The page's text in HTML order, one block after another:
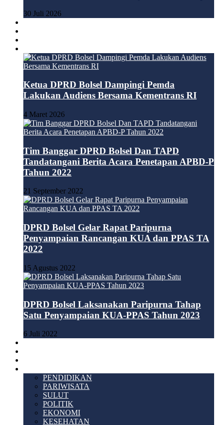
30 Juli 2026
Ketua DPRD Bolsel Dampingi Pemda
Lakukan Audiens Bersama Kementrans RI
4 Maret 2026
Tim Banggar DPRD Bolsel Dan TAPD
Tandatangani Berita Acara Penetapan APBD-P
Tahun 2022
21 September 2022
DPRD Bolsel Gelar Rapat Paripurna
Penyampaian Rancangan KUA dan PPAS TA
2022
15 Agustus 2022
DPRD Bolsel Laksanakan Paripurna Tahap
Satu Penyampaian KUA-PPAS Tahun 2023
6 Juli 2022
PENDIDIKAN
PARIWISATA
SULUT
POLITIK
EKONOMI
KESEHATAN